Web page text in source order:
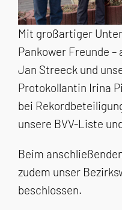
Mit großartiger
Pankower Freunde –
Jan Streeck und
Protokollantin Irina
bei
unsere BVV-Liste
Beim
zudem unser
beschlossen.